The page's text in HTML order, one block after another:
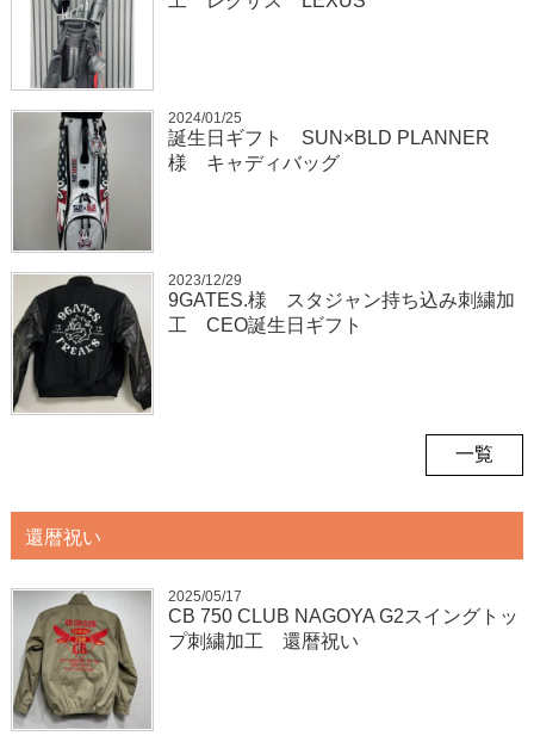
2024/01/25
誕生日ギフト SUN×BLD PLANNER
様 キャディバッグ
2023/12/29
9GATES.様 スタジャン持ち込み刺繍加
工 CEO誕生日ギフト
一覧
還暦祝い
2025/05/17
CB 750 CLUB NAGOYA G2スイングトッ
プ刺繍加工 還暦祝い